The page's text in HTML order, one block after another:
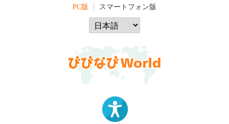
PC版 スマートフォン版